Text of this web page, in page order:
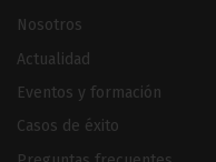
Nosotros
Actualidad
Eventos y formación
Casos de éxito